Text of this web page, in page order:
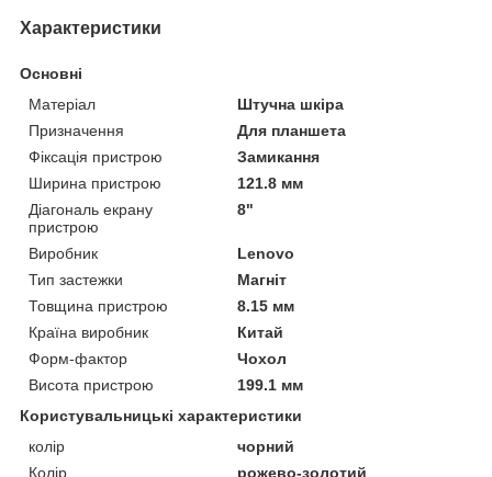
Характеристики
Основні
Матеріал
Штучна шкіра
Призначення
Для планшета
Фіксація пристрою
Замикання
Ширина пристрою
121.8 мм
Діагональ екрану
пристрою
8"
Виробник
Lenovo
Тип застежки
Магніт
Товщина пристрою
8.15 мм
Країна виробник
Китай
Форм-фактор
Чохол
Висота пристрою
199.1 мм
Користувальницькі характеристики
колір
чорний
Колір
рожево-золотий